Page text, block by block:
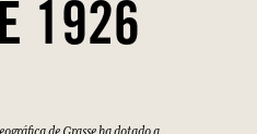
1926